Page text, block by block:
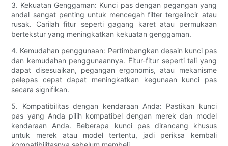
3. Kekuatan Genggaman: Kunci pas dengan pegangan yang
andal sangat penting untuk mencegah filter tergelincir atau
rusak. Carilah fitur seperti gagang karet atau permukaan
bertekstur yang meningkatkan kekuatan genggaman.
4. Kemudahan penggunaan: Pertimbangkan desain kunci pas
dan kemudahan penggunaannya. Fitur-fitur seperti tali yang
dapat disesuaikan, pegangan ergonomis, atau mekanisme
pelepas cepat dapat meningkatkan kegunaan kunci pas
secara signifikan.
5. Kompatibilitas dengan kendaraan Anda: Pastikan kunci
pas yang Anda pilih kompatibel dengan merek dan model
kendaraan Anda. Beberapa kunci pas dirancang khusus
untuk merek atau model tertentu, jadi periksa kembali